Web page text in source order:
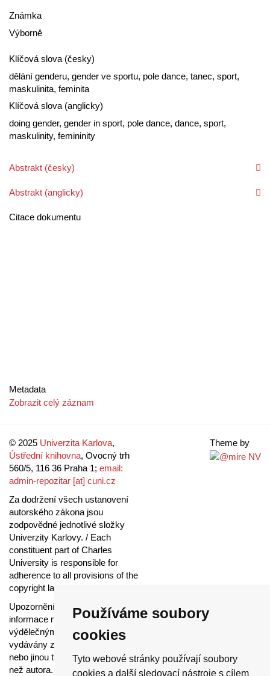
Používáme soubory
cookies
Tyto webové stránky používají soubory
cookies a další sledovací nástroje s cílem
Známka
Výborně
Klíčová slova (česky)
dělání genderu, gender ve sportu, pole dance, tanec, sport,
maskulinita, feminita
Klíčová slova (anglicky)
doing gender, gender in sport, pole dance, dance, sport,
maskulinity, femininity
Abstrakt (česky)
Abstrakt (anglicky)
Citace dokumentu
Metadata
Zobrazit celý záznam
© 2025 Univerzita Karlova,
Ústřední knihovna, Ovocný trh
560/5, 116 36 Praha 1; email:
admin-repozitar [at] cuni.cz
Za dodržení všech ustanovení
autorského zákona jsou
zodpovědné jednotlivé složky
Univerzity Karlovy. / Each
constituent part of Charles
University is responsible for
adherence to all provisions of the
copyright law.
Upozornění / Notice:
Získané
informace nemohou být použity k
výdělečným účelům nebo
vydávány za studijní, vědeckou
nebo jinou tvůrčí činnost jiné osoby
než autora. / Any retrieved
Theme by